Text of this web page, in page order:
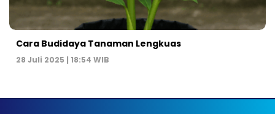
Cara Budidaya Tanaman Lengkuas
28 Juli 2025 | 18:54 WIB